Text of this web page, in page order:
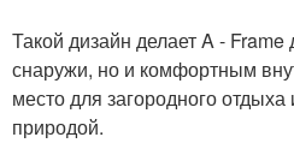
Такой дизайн делает A -
снаружи, но и комфортным
место для загородного
природой.